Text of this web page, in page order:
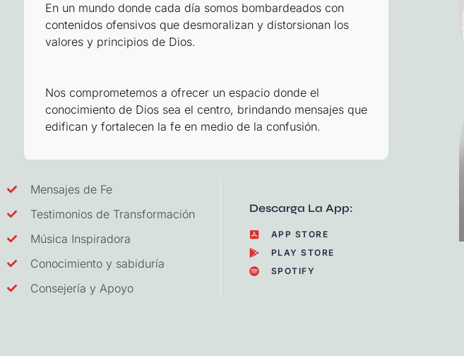
En un mundo donde cada día somos bombardeados con
contenidos ofensivos que desmoralizan y distorsionan los
valores y principios de Dios.
Nos comprometemos a ofrecer un espacio donde el
conocimiento de Dios sea el centro, brindando mensajes que
edifican y fortalecen la fe en medio de la confusión.
Mensajes de Fe
Testimonios de Transformación
Música Inspiradora
Conocimiento y sabiduría
Consejería y Apoyo
Descarga La App:
APP STORE
PLAY STORE
SPOTIFY